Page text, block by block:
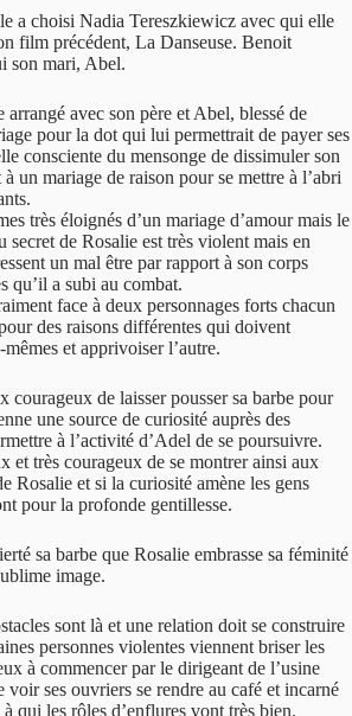
a choisi Nadia Tereszkiewicz avec qui elle
film précédent, La Danseuse. Benoit
son mari, Abel.
avec son père et Abel, blessé de
pour la dot qui lui permettrait de payer ses
consciente du mensonge de dissimuler son
un mariage de raison pour se mettre à l’abri
très éloignés d’un mariage d’amour mais le
secret de Rosalie est très violent mais en
un mal être par rapport à son corps
qu’il a subi au combat.
face à deux personnages forts chacun
des raisons différentes qui doivent
et apprivoiser l’autre.
courageux de laisser pousser sa barbe pour
une source de curiosité auprès des
à l’activité d’Adel de se poursuivre.
et très courageux de se montrer ainsi aux
Rosalie et si la curiosité amène les gens
pour la profonde gentillesse.
sa barbe que Rosalie embrasse sa féminité
image.
sont là et une relation doit se construire
personnes violentes viennent briser les
à commencer par le dirigeant de l’usine
voir ses ouvriers se rendre au café et incarné
qui les rôles d’enflures vont très bien.